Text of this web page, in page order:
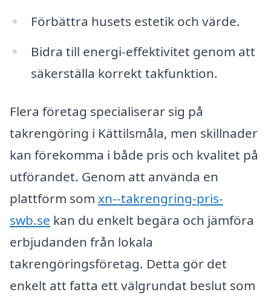
Förbättra husets estetik och värde.
Bidra till energi-effektivitet genom att
säkerställa korrekt takfunktion.
Flera företag specialiserar sig på
takrengöring i Kättilsmåla, men skillnader
kan förekomma i både pris och kvalitet på
utförandet. Genom att använda en
plattform som xn--takrengring-pris-
swb.se kan du enkelt begära och jämföra
erbjudanden från lokala
takrengöringsföretag. Detta gör det
enkelt att fatta ett välgrundat beslut som